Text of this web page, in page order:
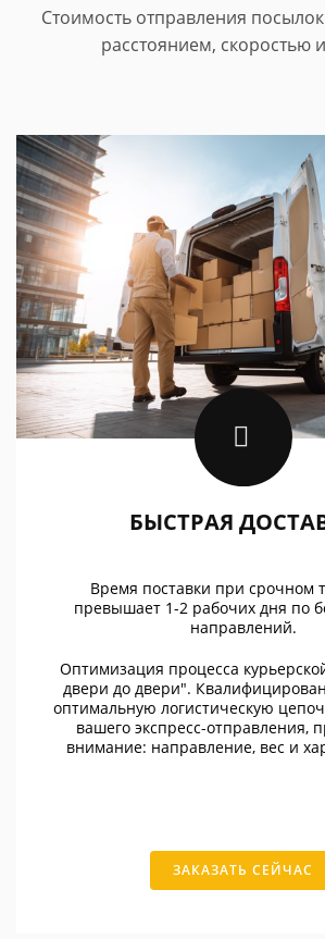
Стоимость отправления
расстоянием, скоростью
БЫСТРАЯ
Время поставки при срочном
превышает 1-2 рабочих дня по
направлений.
Оптимизация процесса
двери до двери".
оптимальную логистическую
вашего экспресс-отправления,
внимание: направление, вес и
ЗАКАЗАТЬ СЕЙЧАС